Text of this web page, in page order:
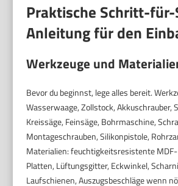
Praktische Schritt-
Anleitung für den
Werkzeuge und
Bevor du beginnst, lege alles bereit.
Wasserwaage, Zollstock, Akkuschrauber,
Kreissäge, Feinsäge, Bohrmaschine,
Montageschrauben, Silikonpistole,
Materialien: feuchtigkeitsresistente
Platten, Lüftungsgitter, Eckwinkel,
Laufschienen, Auszugsbeschläge wenn